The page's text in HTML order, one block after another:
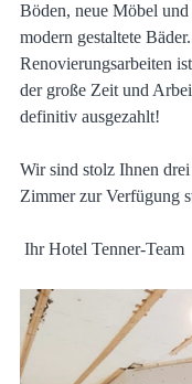
Böden, neue Möbel
modern gestaltete
Renovierungsarbeiten
der große Zeit und
definitiv ausgezahlt!
Wir sind stolz Ihnen
Zimmer zur Verfügung
Ihr Hotel Tenner-Team